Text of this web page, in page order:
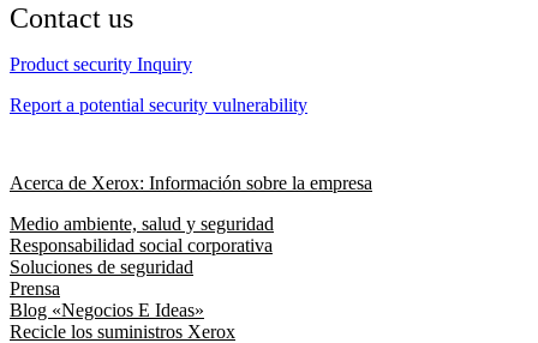
Contact us
Product security Inquiry
Report a potential security vulnerability
Acerca de Xerox: Información sobre la empresa
Medio ambiente, salud y seguridad
Responsabilidad social corporativa
Soluciones de seguridad
Prensa
Blog «Negocios E Ideas»
Recicle los suministros Xerox